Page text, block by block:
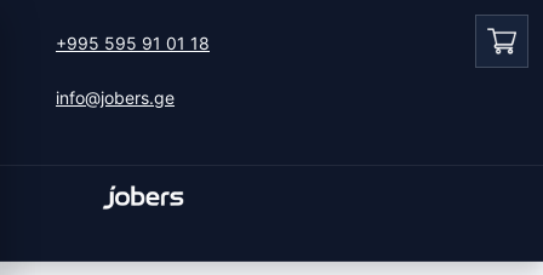
+995 595 91 01 18
info@jobers.ge